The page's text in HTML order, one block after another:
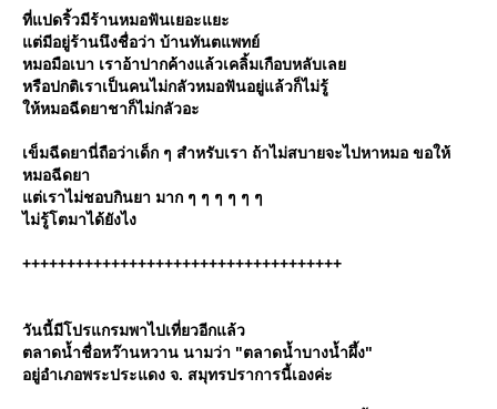
ที่แปดริ้วมีร้านหมอฟันเยอะแยะ
แต่มีอยู่ร้านนึงชื่อว่า บ้านทันตแพทย์
หมอมือเบา เราอ้าปากค้างแล้วเคลิ้มเกือบหลับเลย
หรือปกติเราเป็นคนไม่กลัวหมอฟันอยู่แล้วก็ไม่รู้
ให้หมอฉีดยาชาก็ไม่กลัวอะ
เข็มฉีดยานี่ถือว่าเด็ก ๆ สำหรับเรา ถ้าไม่สบายจะไปหาหมอ ขอให้
หมอฉีดยา
แต่เราไม่ชอบกินยา มาก ๆ ๆ ๆ ๆ ๆ ๆ
ไม่รู้โตมาได้ยังไง
++++++++++++++++++++++++++++++++++++
วันนี้มีโปรแกรมพาไปเที่ยวอีกแล้ว
ตลาดน้ำชื่อหว๊านหวาน นามว่า "ตลาดน้ำบางน้ำผึ้ง"
อยู่อำเภอพระประแดง จ. สมุทรปราการนี้เองค่ะ